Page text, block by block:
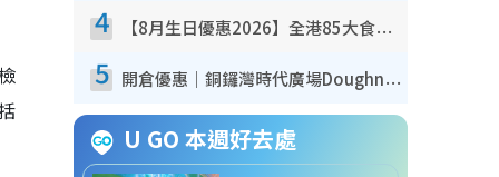
4 【8月生日優惠2026】全港85大食買玩著數攻略 自助餐/火鍋放題同行免費＋誠品/DONKI送現金券
5 開倉優惠｜銅鑼灣時代廣場Doughnut/Campo Marzio開倉低至1折！背囊、書包、手袋劈價$200起
U GO 本週好去處